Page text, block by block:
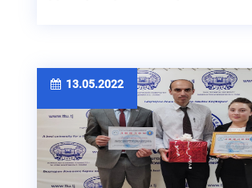
13.05.2022